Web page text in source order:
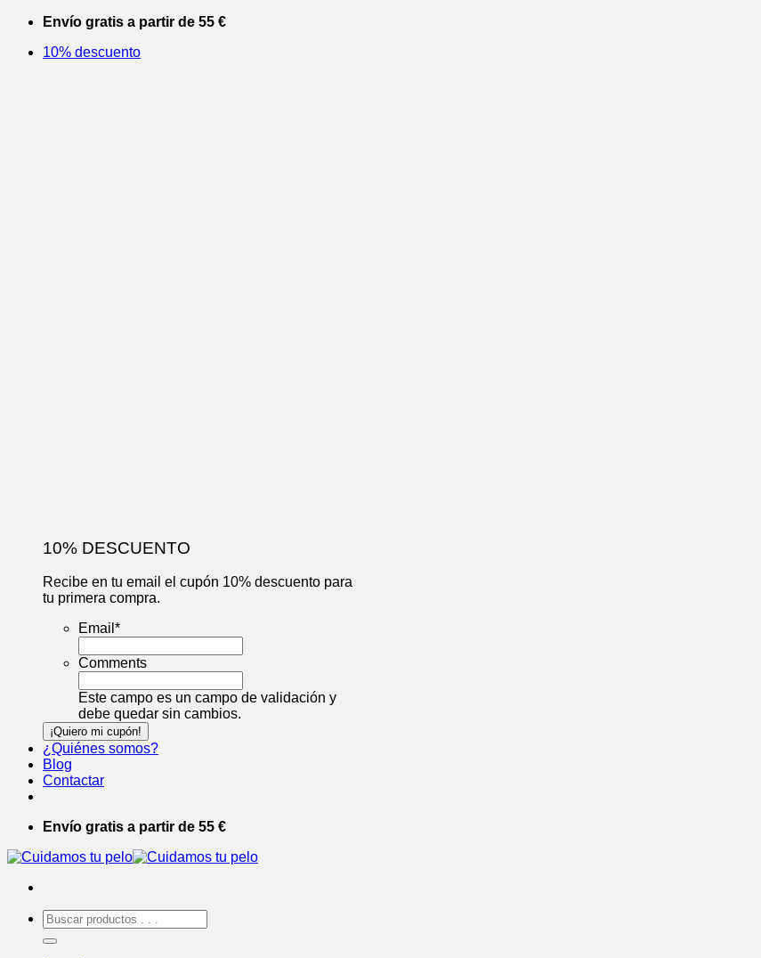
Saltar
contenido
Envío gratis a partir de 55 €
10% descuento
10% DESCUENTO
Recibe en tu email el cupón 10% descuento para
tu primera compra.
Email *
Comments
Este campo es un campo de validación y
debe quedar sin cambios.
¿Quiénes somos?
Blog
Contactar
Envío gratis a partir de 55 €
Buscar
por: